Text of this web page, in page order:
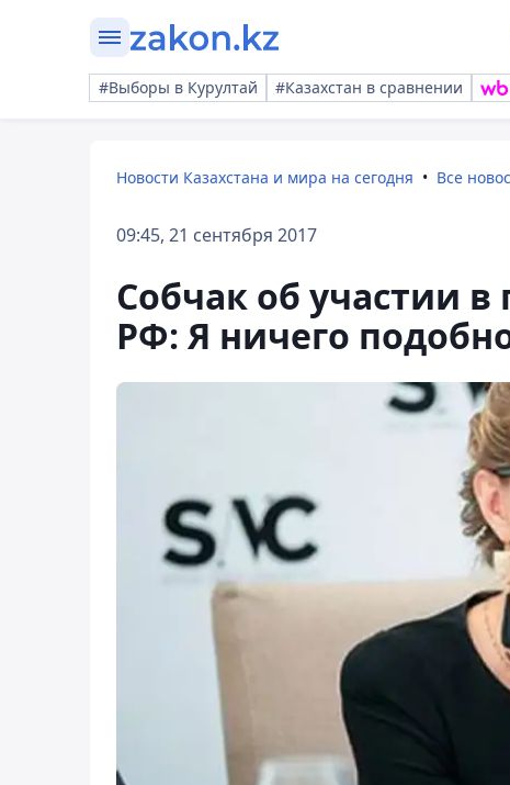
#Выборы в Курултай #Казахстан в сравнении
Новости Казахстана и мира на сегодня Все
09:45, 21 сентября 2017
Собчак об участии
РФ: Я ничего